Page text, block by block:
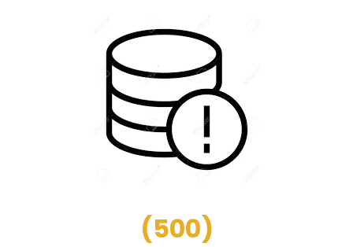
(500)